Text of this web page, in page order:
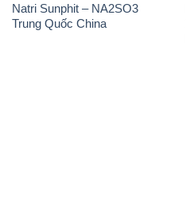
Natri Sunphit – NA2SO3
Trung Quốc China